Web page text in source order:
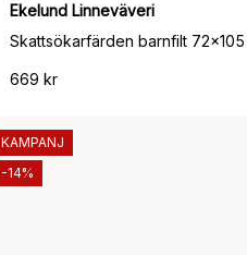
Ekelund Linneväveri
Skattsökarfärden barnfilt 72x105
669 kr
KAMPANJ
-14%